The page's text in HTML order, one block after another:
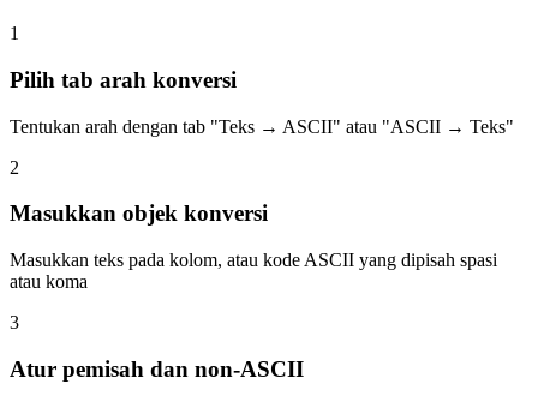
1
Pilih tab arah konversi
Tentukan arah dengan tab "Teks → ASCII" atau "ASCII → Teks"
2
Masukkan objek konversi
Masukkan teks pada kolom, atau kode ASCII yang dipisah spasi
atau koma
3
Atur pemisah dan non-ASCII